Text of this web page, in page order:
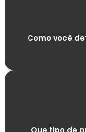
Como você
Que tipo de